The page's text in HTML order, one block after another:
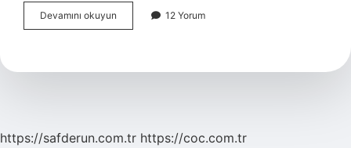
Devamını okuyun
Bitkisi
Yaşar
12 Yorum
https://safderun.com.tr https://coc.com.tr